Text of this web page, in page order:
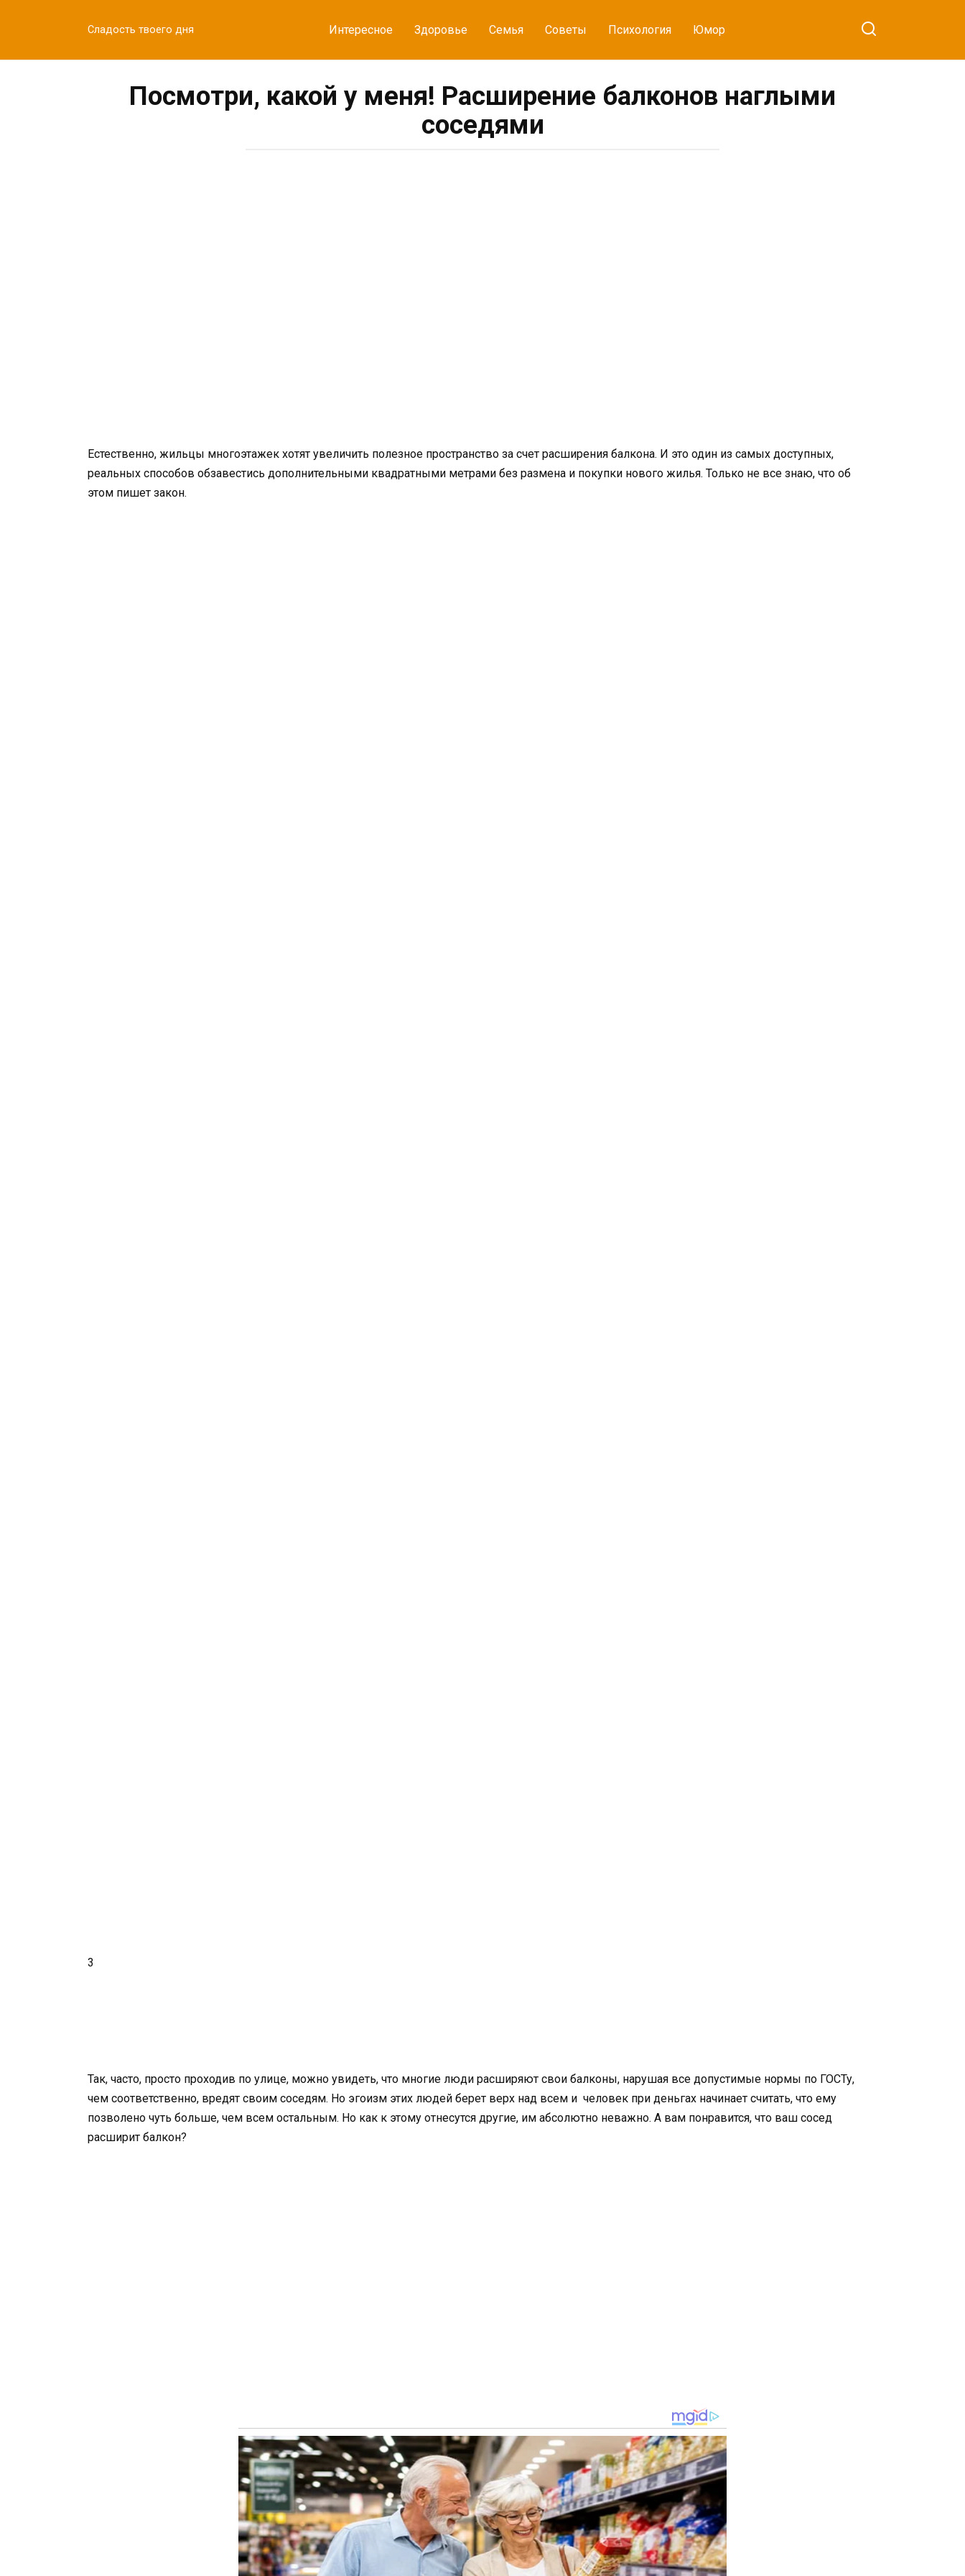
Сладость твоего дня Интересное Здоровье Семья Советы Психология Юмор
Посмотри, какой у меня! Расширение балконов наглыми
соседями
Естественно, жильцы многоэтажек хотят увеличить полезное пространство за счет расширения балкона. И это один из самых доступных,
реальных способов обзавестись дополнительными квадратными метрами без размена и покупки нового жилья. Только не все знаю, что об
этом пишет закон.
3
Так, часто, просто проходив по улице, можно увидеть, что многие люди расширяют свои балконы, нарушая все допустимые нормы по ГОСТу,
чем соответственно, вредят своим соседям. Но эгоизм этих людей берет верх над всем и человек при деньгах начинает считать, что ему
позволено чуть больше, чем всем остальным. Но как к этому отнесутся другие, им абсолютно неважно. А вам понравится, что ваш сосед
расширит балкон?